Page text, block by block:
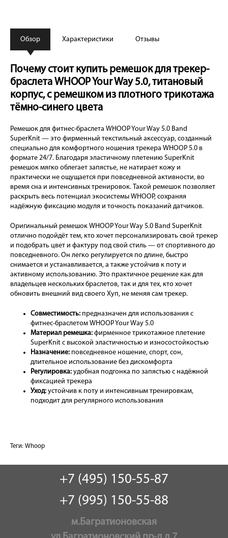
Обзор Характеристики Отзывы
Почему стоит купить ремешок для трекер-
браслета WHOOP Your Way 5.0, титановый
корпус, с ремешком из плотного трикотажа
тёмно-синего цвета
Ремешок для фитнес-браслета WHOOP Your Way 5.0 Band
SuperKnit — это фирменный текстильный аксессуар, созданный
специально для комфортного ношения трекера WHOOP 5.0 в
формате 24/7. Благодаря эластичному плетению SuperKnit
ремешок мягко облегает запястье, не натирает кожу и
практически не ощущается при повседневной активности, во
время сна и интенсивных тренировок. Такой ремешок позволяет
раскрыть весь потенциал экосистемы WHOOP, сохраняя
надёжную фиксацию модуля и точность показаний датчиков.
Оригинальный ремешок WHOOP Your Way 5.0 Band SuperKnit
отлично подойдёт тем, кто хочет персонализировать свой трекер
и подобрать цвет и фактуру под свой стиль — от спортивного до
повседневного. Он легко регулируется по длине, быстро
снимается и устанавливается, а также устойчив к поту и
активному использованию. Это практичное решение как для
владельцев нескольких браслетов, так и для тех, кто хочет
обновить внешний вид своего Хуп, не меняя сам трекер.
Совместимость: предназначен для использования с
фитнес-браслетом WHOOP Your Way 5.0
Материал ремешка: фирменное трикотажное плетение
SuperKnit с высокой эластичностью и износостойкостью
Назначение: повседневное ношение, спорт, сон,
длительное использование без дискомфорта
Регулировка: удобная подгонка по запястью с надёжной
фиксацией трекера
Уход: устойчив к поту и интенсивным тренировкам,
подходит для регулярного использования
Теги: Whoop
+7 (495) 150-55-87
+7 (995) 150-55-88
м.Багратионовская